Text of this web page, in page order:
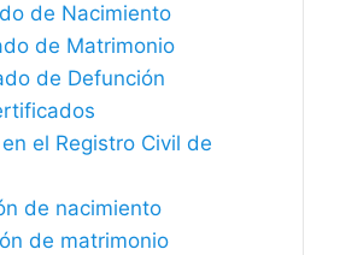
de Nacimiento
de Matrimonio
de Defunción
el Registro Civil de
de nacimiento
de matrimonio